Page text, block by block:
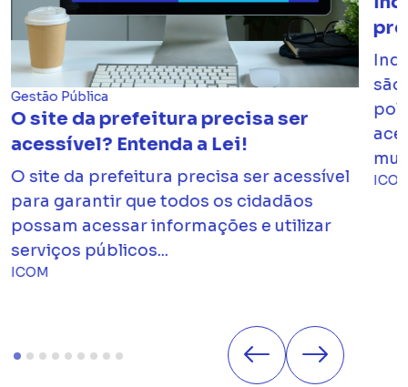
Gestão Pública
O site da prefeitura precisa ser
acessível? Entenda a Lei!
O site da prefeitura precisa ser acessível
para garantir que todos os cidadãos
possam acessar informações e utilizar
serviços públicos...
ICOM
são